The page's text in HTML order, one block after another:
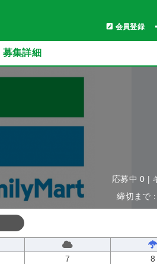
会員登録
募集詳細
応募中 0 |
締切まで
7 8